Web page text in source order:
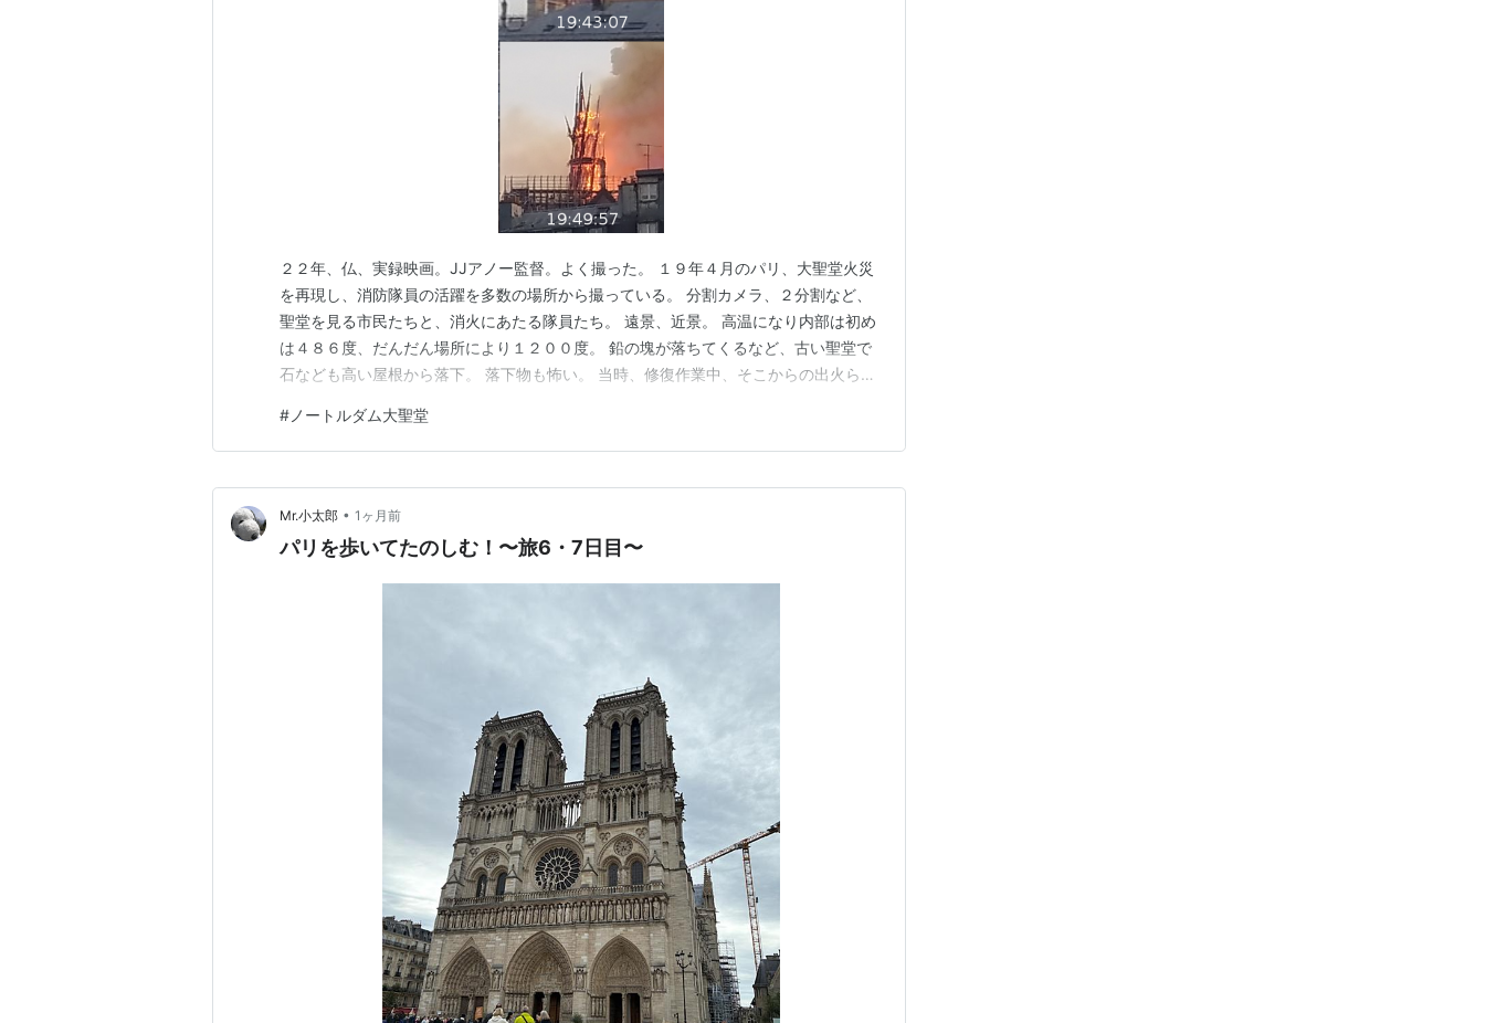
２２年、仏、実録映画。JJアノー監督。よく撮った。 １９年４月のパリ、大聖堂火災
を再現し、消防隊員の活躍を多数の場所から撮っている。 分割カメラ、２分割など、
聖堂を見る市民たちと、消火にあたる隊員たち。 遠景、近景。 高温になり内部は初め
は４８６度、だんだん場所により１２００度。 鉛の塊が落ちてくるなど、古い聖堂で
石なども高い屋根から落下。 落下物も怖い。 当時、修復作業中、そこからの出火らし
ミサ曲を合唱する。これは実際あったのか・・ wikiには合唱したとある。↓ クライマ
ックスシーンは、実物に近いセットを作り撮…
#ノートルダム大聖堂
Mr.小太郎 • 1ヶ月前
パリを歩いてたのしむ！〜旅6・7日目〜